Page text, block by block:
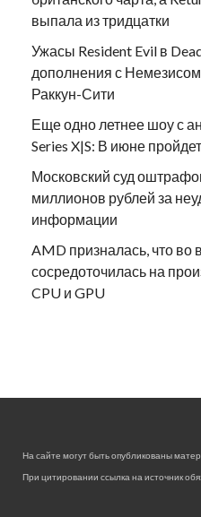
выпала из тридцатки
Ужасы Resident Evil в
дополнения с
Раккун-Сити
Еще одно летнее шоу с
Series X|S: В июне
Московский суд
миллионов рублей за
информации
AMD призналась, что во
сосредоточилась на
CPU и GPU
На сайте могут быть опубликованы
При цитировании ссылка на источник